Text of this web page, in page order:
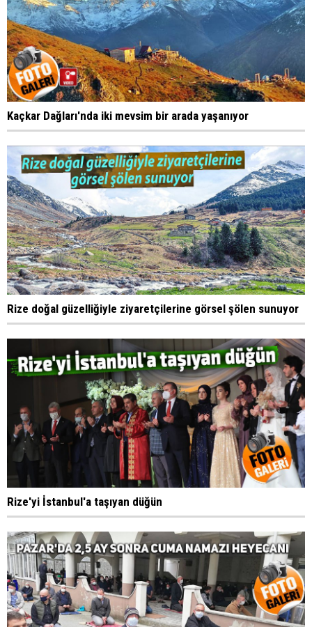
Kaçkar Dağları'nda iki mevsim bir arada yaşanıyor
Rize doğal güzelliğiyle ziyaretçilerine görsel şölen sunuyor
Rize'yi İstanbul'a taşıyan düğün